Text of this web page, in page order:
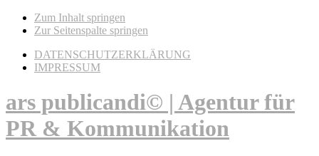
Zum Inhalt springen
Zur Seitenspalte springen
DATENSCHUTZERKLÄRUNG
IMPRESSUM
ars publicandi© | Agentur für
PR & Kommunikation